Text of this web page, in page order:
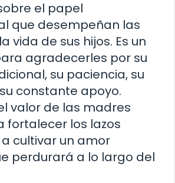
el papel
que desempeñan las
vida de sus hijos. Es un
agradecerles por su
su paciencia, su
constante apoyo.
valor de las madres
fortalecer los lazos
cultivar un amor
perdurará a lo largo del